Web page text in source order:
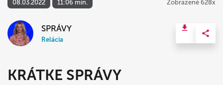
08.03.2022 11:06 min. Zobrazené 628x
SPRÁVY
Relácia
KRÁTKE SPRÁVY